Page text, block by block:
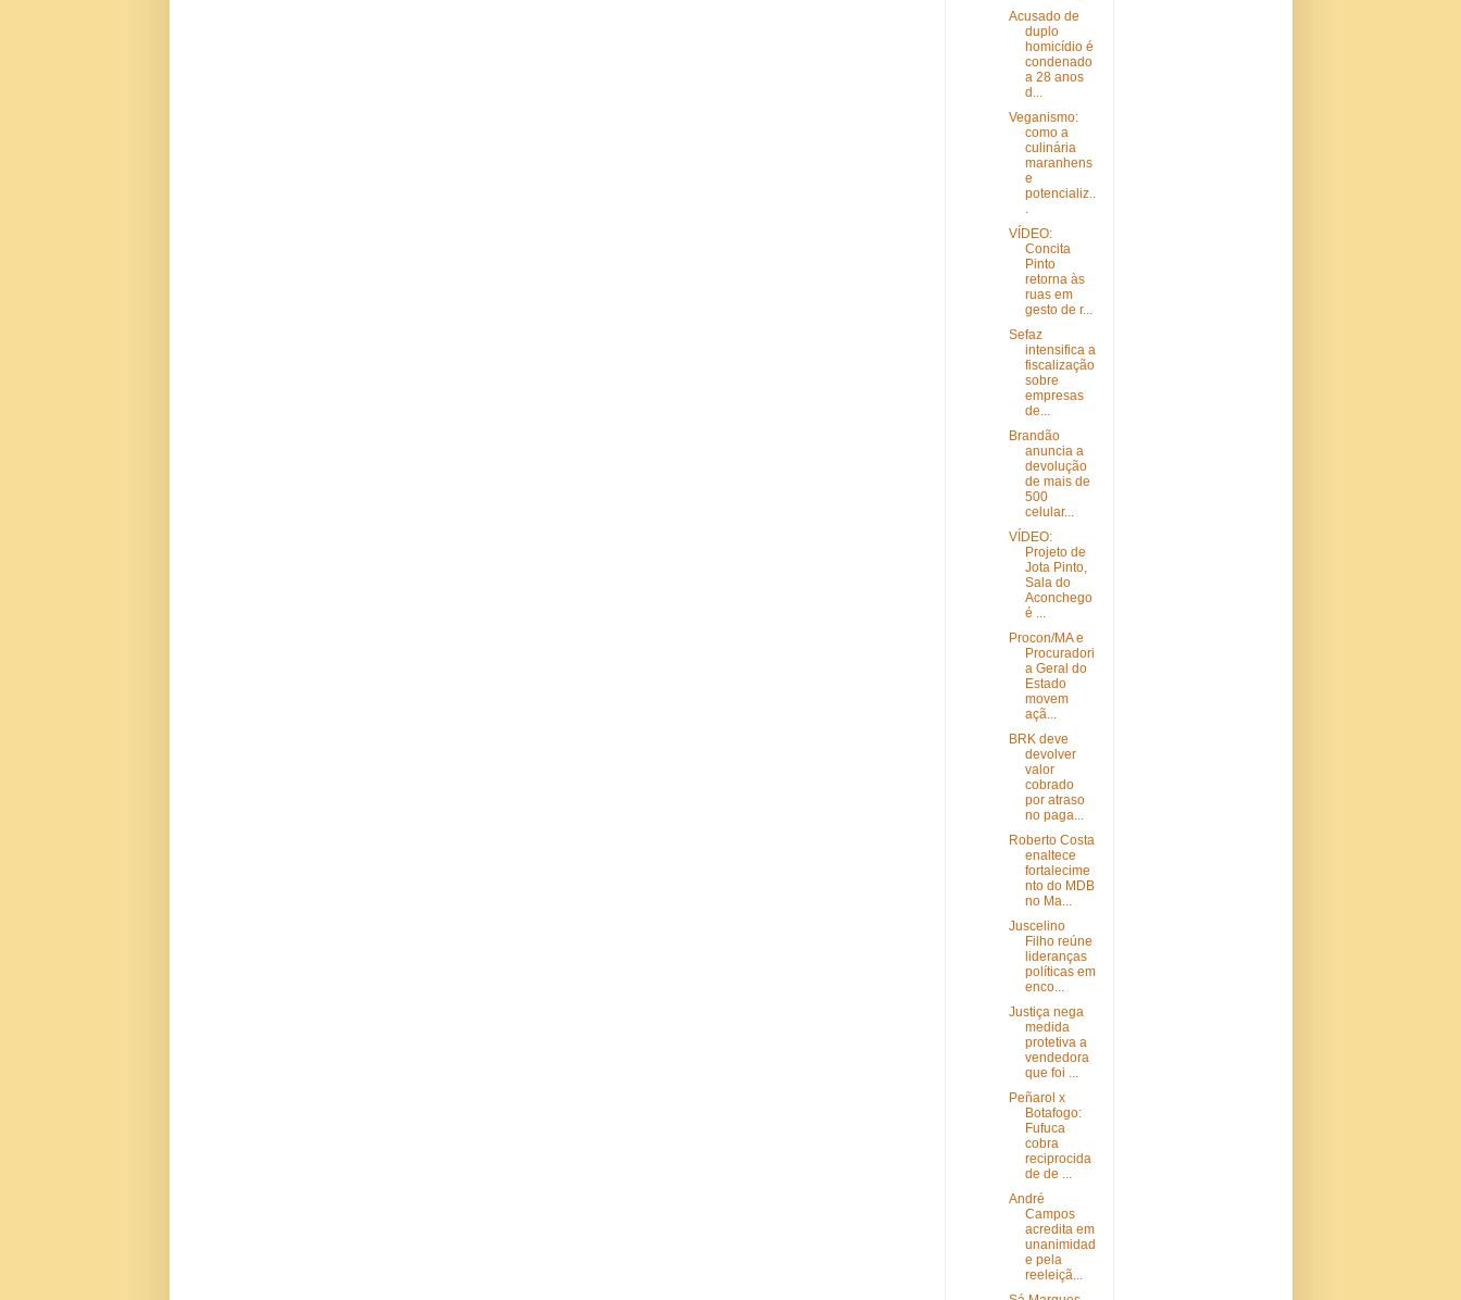
Acusado de
duplo
homicídio é
condenado
a 28 anos
d...
Veganismo:
como a
culinária
maranhens
e
potencializ..
.
VÍDEO:
Concita
Pinto
retorna às
ruas em
gesto de r...
Sefaz
intensifica a
fiscalização
sobre
empresas
de...
Brandão
anuncia a
devolução
de mais de
500
celular...
VÍDEO:
Projeto de
Jota Pinto,
Sala do
Aconchego
é ...
Procon/MA e
Procuradori
a Geral do
Estado
movem
açã...
BRK deve
devolver
valor
cobrado
por atraso
no paga...
Roberto Costa
enaltece
fortalecime
nto do MDB
no Ma...
Juscelino
Filho reúne
lideranças
políticas em
enco...
Justiça nega
medida
protetiva a
vendedora
que foi ...
Peñarol x
Botafogo:
Fufuca
cobra
reciprocida
de de ...
André
Campos
acredita em
unanimidad
e pela
reeleiçã...